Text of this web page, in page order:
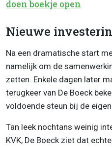
doen boekje open
Nieuwe
Na een dramatische start
namelijk om de
zetten. Enkele dagen later
terugkeer van De Boeck
voldoende steun bij de
Tan leek nochtans weinig
KVK, De Boeck ziet dat